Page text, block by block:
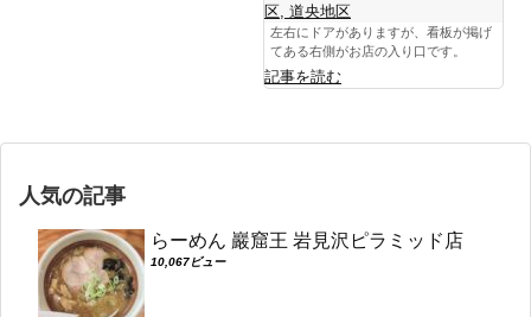
区 道央地区
左右にドアがありますが、看板が掲げ
てある右側がお店の入り口です。
記事を読む
人気の記事
らーめん 巖窟王 岩見沢ピラミッド店
10,067ビュー